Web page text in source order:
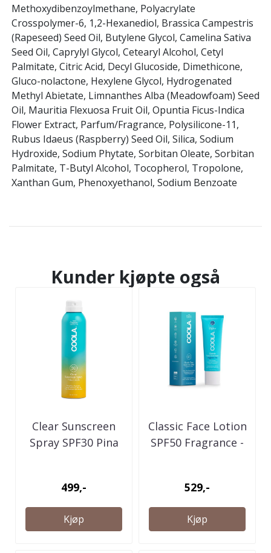
Methoxydibenzoylmethane, Polyacrylate
Crosspolymer-6, 1,2-Hexanediol, Brassica Campestris
(Rapeseed) Seed Oil, Butylene Glycol, Camelina Sativa
Seed Oil, Caprylyl Glycol, Cetearyl Alcohol, Cetyl
Palmitate, Citric Acid, Decyl Glucoside, Dimethicone,
Gluco-nolactone, Hexylene Glycol, Hydrogenated
Methyl Abietate, Limnanthes Alba (Meadowfoam) Seed
Oil, Mauritia Flexuosa Fruit Oil, Opuntia Ficus-Indica
Flower Extract, Parfum/Fragrance, Polysilicone-11,
Rubus Idaeus (Raspberry) Seed Oil, Silica, Sodium
Hydroxide, Sodium Phytate, Sorbitan Oleate, Sorbitan
Palmitate, T-Butyl Alcohol, Tocopherol, Tropolone,
Xanthan Gum, Phenoxyethanol, Sodium Benzoate
Kunder kjøpte også
Clear Sunscreen
Spray SPF30 Pina
499,-
Kjøp
Classic Face Lotion
SPF50 Fragrance -
529,-
Kjøp